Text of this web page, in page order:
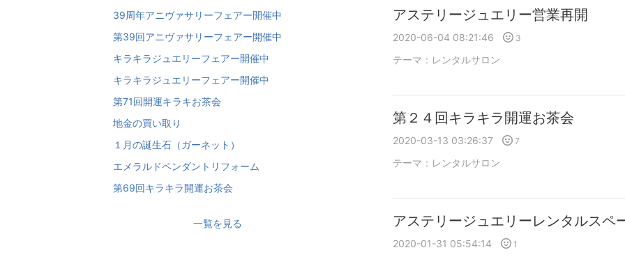
アステリージュエリー営業再開
2020-06-04 08:21:46 3
テーマ： レンタルサロン
第２４回キラキラ開運お茶会
2020-03-13 03:26:37 7
テーマ： レンタルサロン
アステリージュエリーレンタルスペ
2020-01-31 05:54:14 1
39周年アニヴァサリーフェアー開催中
第39回アニヴァサリーフェアー開催中
キラキラジュエリーフェアー開催中
キラキラジュエリーフェアー開催中
第71回開運キラキお茶会
地金の買い取り
１月の誕生石（ガーネット）
エメラルドペンダントリフォーム
第69回キラキラ開運お茶会
一覧を見る